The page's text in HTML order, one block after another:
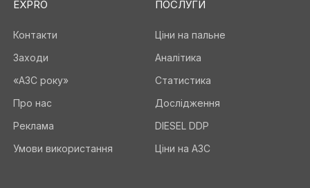
EXPRO
Контакти
Заходи
«АЗС року»
Про нас
Реклама
Умови використання
ПОСЛУГИ
Ціни на пальне
Аналітика
Статистика
Дослідження
DIESEL DDP
Ціни на АЗС